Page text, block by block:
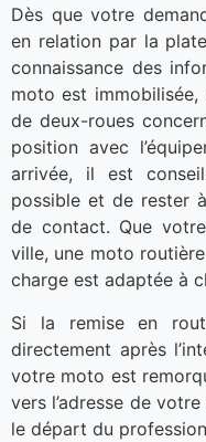
Dès que votre
en relation par la
connaissance des
moto est
de deux-roues
position avec
arrivée, il est
possible et de rester
de contact. Que
ville, une moto
charge est adaptée à
Si la remise en
directement après
votre moto est
vers l’adresse de
le départ du